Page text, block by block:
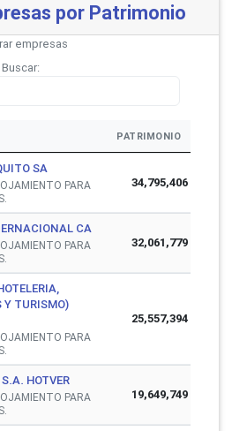
por Patrimonio
empresas
Buscar:
PATRIMONIO
SA
PARA
34,795,406
CA
PARA
32,061,779
Y TURISMO)
PARA
25,557,394
S.A. HOTVER
PARA
19,649,749